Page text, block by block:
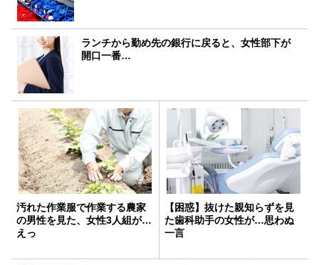
ランチから勤め先の銀行に戻ると、女性部下が
開口一番…
汚れた作業服で作業する農家
の男性を見た、女性3人組が…
えっ
【困惑】抜けた親知らずを見
た歯科助手の女性が…思わぬ
一言